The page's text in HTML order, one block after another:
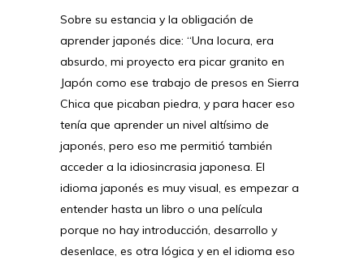
Sobre su estancia y la obligación de
aprender japonés dice: “Una locura, era
absurdo, mi proyecto era picar granito en
Japón como ese trabajo de presos en Sierra
Chica que picaban piedra, y para hacer eso
tenía que aprender un nivel altísimo de
japonés, pero eso me permitió también
acceder a la idiosincrasia japonesa. El
idioma japonés es muy visual, es empezar a
entender hasta un libro o una película
porque no hay introducción, desarrollo y
desenlace, es otra lógica y en el idioma eso